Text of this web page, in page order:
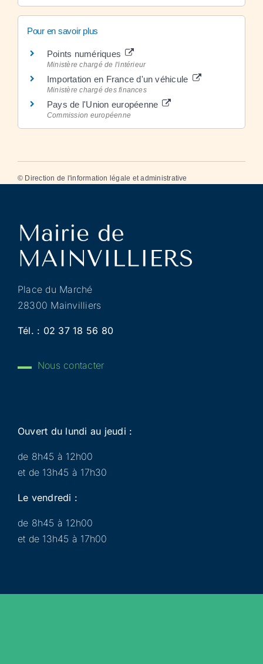
Pour en savoir plus
Points numériques
Ministère chargé de l'intérieur
Importation en France d'un véhicule
Ministère chargé des finances
Pays de l'Union européenne
Commission européenne
© Direction de l'information légale et administrative
Place du Marché
28300 Mainvilliers
Tél. : 02 37 18 56 80
Nous contacter
Ouvert du lundi au jeudi :
de 8h45 à 12h00
et de 13h45 à 17h30
Le vendredi :
de 8h45 à 12h00
et de 13h45 à 17h00